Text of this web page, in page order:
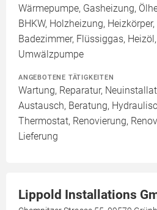
Wärmepumpe, Gasheizung,
BHKW, Holzheizung,
Badezimmer, Flüssiggas,
Umwälzpumpe
ANGEBOTENE TÄTIGKEITEN
Wartung, Reparatur,
Austausch, Beratung,
Thermostat, Renovierung,
Lieferung
Lippold Installations